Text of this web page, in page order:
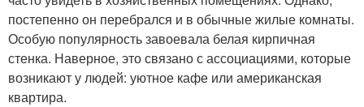
постепенно он перебрался и в обычные жилые комнаты.
Особую популярность завоевала белая кирпичная
стенка. Наверное, это связано с ассоциациями, которые
возникают у людей: уютное кафе или американская
квартира.